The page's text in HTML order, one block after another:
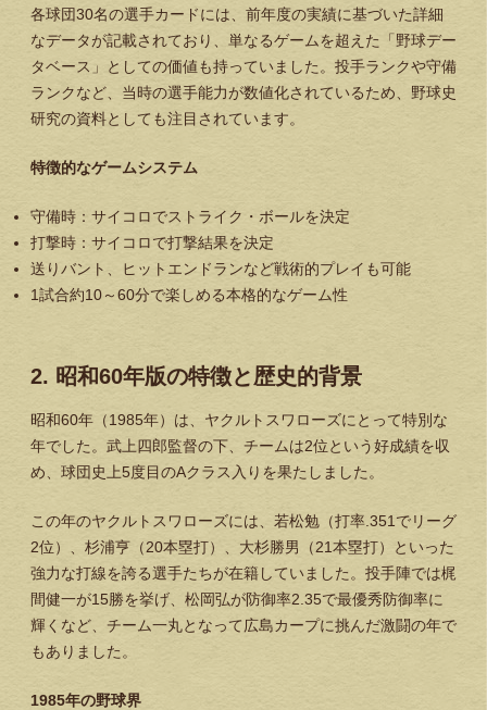
各球団30名の選手カードには、前年度の実績に基づいた詳細
なデータが記載されており、単なるゲームを超えた「野球デー
タベース」としての価値も持っていました。投手ランクや守備
ランクなど、当時の選手能力が数値化されているため、野球史
研究の資料としても注目されています。
特徴的なゲームシステム
守備時：サイコロでストライク・ボールを決定
打撃時：サイコロで打撃結果を決定
送りバント、ヒットエンドランなど戦術的プレイも可能
1試合約10～60分で楽しめる本格的なゲーム性
2. 昭和60年版の特徴と歴史的背景
昭和60年（1985年）は、ヤクルトスワローズにとって特別な
年でした。武上四郎監督の下、チームは2位という好成績を収
め、球団史上5度目のAクラス入りを果たしました。
この年のヤクルトスワローズには、若松勉（打率.351でリーグ
2位）、杉浦亨（20本塁打）、大杉勝男（21本塁打）といった
強力な打線を誇る選手たちが在籍していました。投手陣では梶
間健一が15勝を挙げ、松岡弘が防御率2.35で最優秀防御率に
輝くなど、チーム一丸となって広島カープに挑んだ激闘の年で
もありました。
1985年の野球界